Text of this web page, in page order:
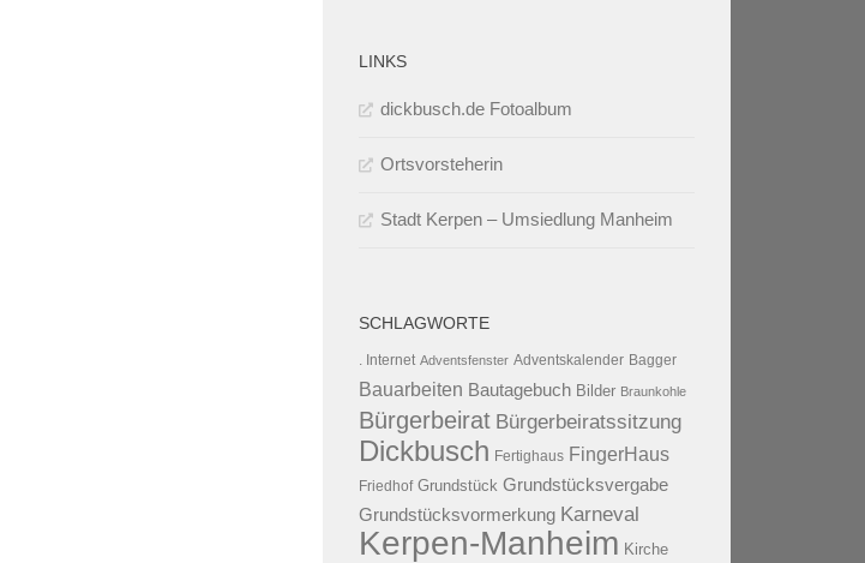
LINKS
dickbusch.de Fotoalbum
Ortsvorsteherin
Stadt Kerpen – Umsiedlung Manheim
SCHLAGWORTE
. Internet Adventsfenster Adventskalender Bagger
Bauarbeiten Bautagebuch Bilder Braunkohle
Bürgerbeirat Bürgerbeiratssitzung
Dickbusch Fertighaus FingerHaus
Friedhof Grundstück Grundstücksvergabe
Grundstücksvormerkung Karneval
Kerpen-Manheim Kirche